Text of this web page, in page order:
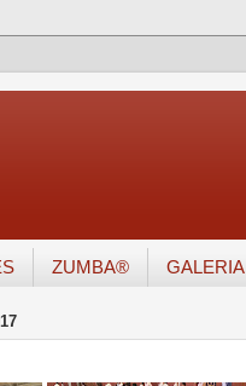
ZUMBA® GALERIA